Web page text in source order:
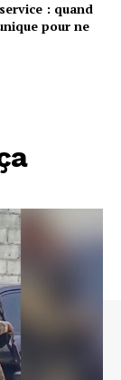
: quand
pour ne